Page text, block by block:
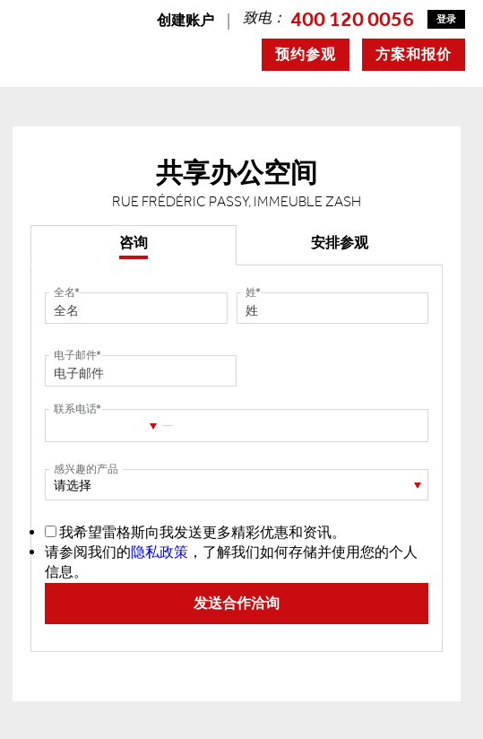
创建账户 致电： 400 120 0056 登录
方案和报价
预约参观
共享办公空间
RUE FRÉDÉRIC PASSY, IMMEUBLE ZASH
咨询 安排参观
全名 姓
电子邮件
联系电话
感兴趣的产品
请选择
我希望雷格斯向我发送更多精彩优惠和资讯。
请参阅我们的隐私政策 ，了解我们如何存储并使用您的个人
信息。